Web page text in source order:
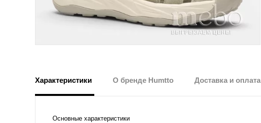
Характеристики О бренде Humtto Доставка и оплата
Основные характеристики